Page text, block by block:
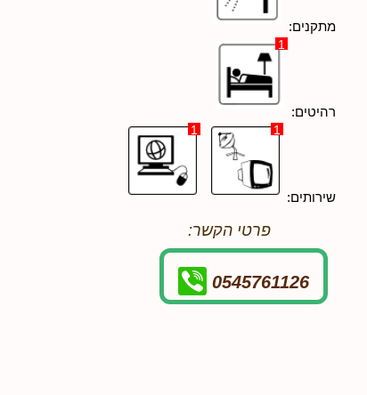
מתקנים:
רהיטים:
1
שירותים:
1
1
פרטי הקשר:
0545761126